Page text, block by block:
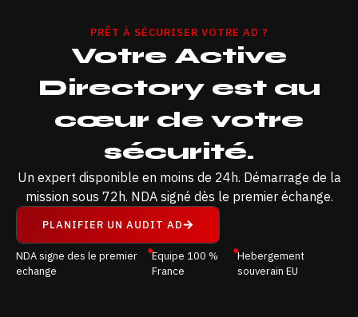
PRÊT À SÉCURISER VOTRE AD ?
Votre Active
Directory est au
cœur de votre
sécurité.
Un expert disponible en moins de 24h. Démarrage de la
mission sous 72h. NDA signé dès le premier échange.
PLANIFIER UN AUDIT AD
NDA signe des le premier
echange
Equipe 100 %
France
Hebergement
souverain EU